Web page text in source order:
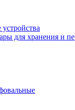
для хранения и